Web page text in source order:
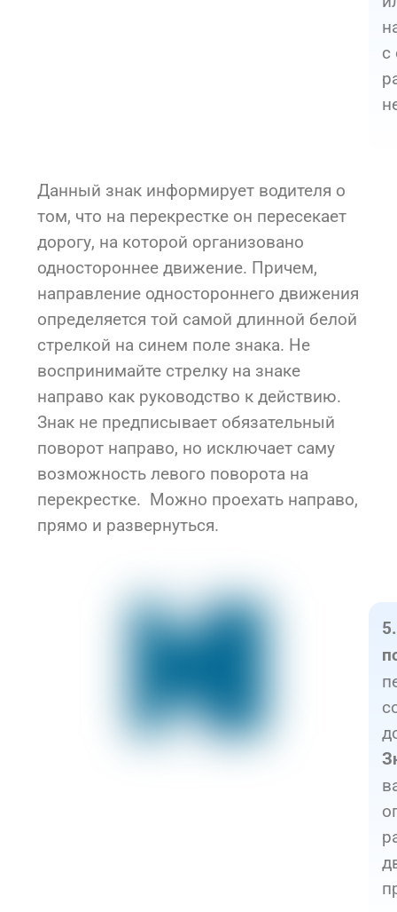
с
Данный знак информирует водителя о
том, что на перекрестке он пересекает
дорогу, на которой организовано
одностороннее движение. Причем,
направление одностороннего движения
определяется той самой длинной белой
стрелкой на синем поле знака. Не
воспринимайте стрелку на знаке
направо как руководство к действию.
Знак не предписывает обязательный
поворот направо, но исключает саму
возможность левого поворота на
перекрестке. Можно проехать направо,
прямо и развернуться.